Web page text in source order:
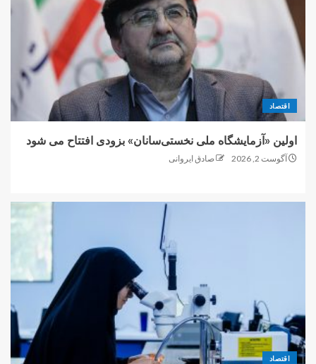
اقتصاد
اولین «آزمایشگاه ملی نخستی‌سانان» بزودی افتتاح می شود
آگوست 2, 2026 صادق ایروانی
اقتصاد